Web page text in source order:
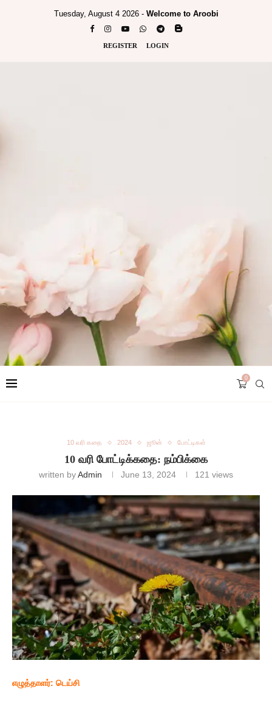
Tuesday, August 4 2026 - Welcome to Aroobi
REGISTER LOGIN
0
10 வரி கதை 2024 ஜூன் போட்டிகள்
10 வரி போட்டிக்கதை: நம்பிக்கை
written byAdmin June 13, 2024 121 views
எழுத்தாளர்: டெய்சி